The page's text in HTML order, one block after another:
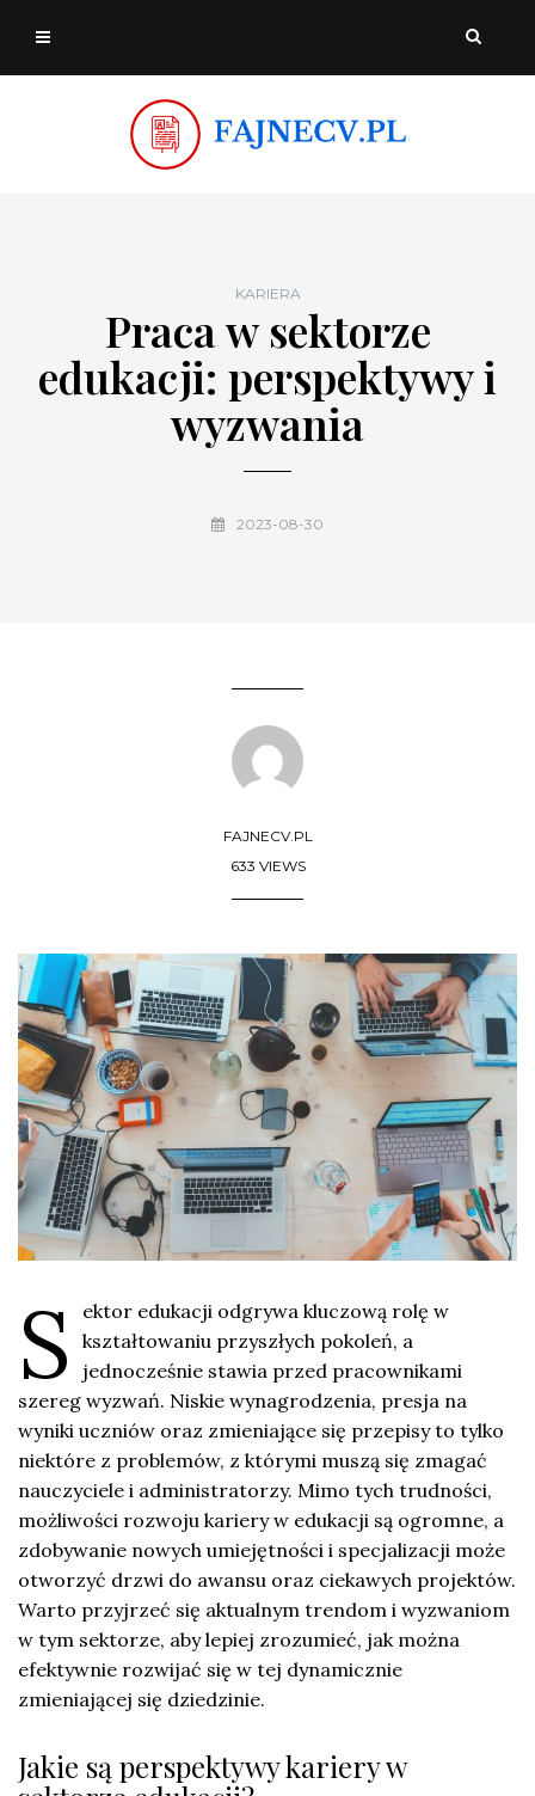
KARIERA
Praca w sektorze
edukacji: perspektywy i
wyzwania
2023-08-30
FAJNECV.PL
633 VIEWS
S
ektor edukacji odgrywa kluczową rolę w
kształtowaniu przyszłych pokoleń, a
jednocześnie stawia przed pracownikami
szereg wyzwań. Niskie wynagrodzenia, presja na
wyniki uczniów oraz zmieniające się przepisy to tylko
niektóre z problemów, z którymi muszą się zmagać
nauczyciele i administratorzy. Mimo tych trudności,
możliwości rozwoju kariery w edukacji są ogromne, a
zdobywanie nowych umiejętności i specjalizacji może
otworzyć drzwi do awansu oraz ciekawych projektów.
Warto przyjrzeć się aktualnym trendom i wyzwaniom
w tym sektorze, aby lepiej zrozumieć, jak można
efektywnie rozwijać się w tej dynamicznie
zmieniającej się dziedzinie.
Jakie są perspektywy kariery w